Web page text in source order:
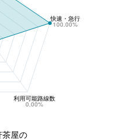
利用可能路線数
0.00%
快速・急行
100.00%
茶屋の